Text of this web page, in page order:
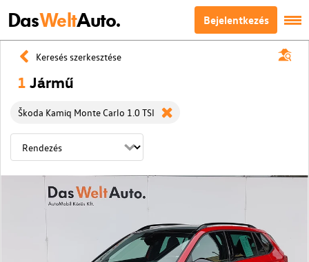
DasWeltAuto. Bejelentkezés
Keresés szerkesztése
1 Jármű
Škoda Kamiq Monte Carlo 1.0 TSI